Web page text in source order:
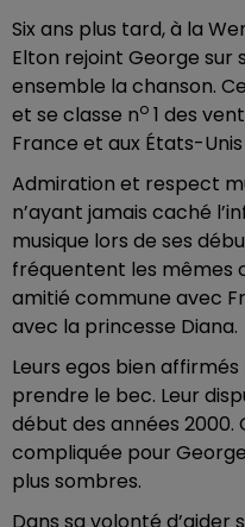
Six ans plus tard, à la
Elton rejoint George
ensemble la chanson.
et se classe no 1 des
France et aux États-Unis
Admiration et respect
n’ayant jamais caché
musique lors de ses
fréquentent les mêmes
amitié commune avec
avec la princesse Diana.
Leurs egos bien
prendre le bec. Leur
début des années
compliquée pour
plus sombres.